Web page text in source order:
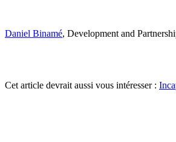
Daniel Binamé, Development and
Cet article devrait aussi vous intéresser :